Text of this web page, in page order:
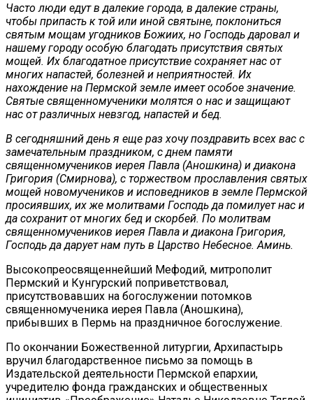
Часто люди едут в далекие города, в далекие страны,
чтобы припасть к той или иной святыне, поклониться
святым мощам угодников Божиих, но Господь даровал и
нашему городу особую благодать присутствия святых
мощей. Их благодатное присутствие сохраняет нас от
многих напастей, болезней и неприятностей. Их
нахождение на Пермской земле имеет особое значение.
Святые священномученики молятся о нас и защищают
нас от различных невзгод, напастей и бед.
В сегодняшний день я еще раз хочу поздравить всех вас с
замечательным праздником, с днем памяти
священномучеников иерея Павла (Аношкина) и диакона
Григория (Смирнова), с торжеством прославления святых
мощей новомучеников и исповедников в земле Пермской
просиявших, их же молитвами Господь да помилует нас и
да сохранит от многих бед и скорбей. По молитвам
священномучеников иерея Павла и диакона Григория,
Господь да дарует нам путь в Царство Небесное. Аминь.
Высокопреосвященнейший Мефодий, митрополит
Пермский и Кунгурский поприветствовал,
присутствовавших на богослужении потомков
священномученика иерея Павла (Аношкина),
прибывших в Пермь на праздничное богослужение.
По окончании Божественной литургии, Архипастырь
вручил благодарственное письмо за помощь в
Издательской деятельности Пермской епархии,
учредителю фонда гражданских и общественных